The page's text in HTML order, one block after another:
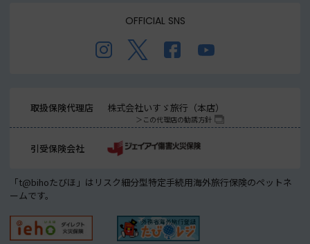
OFFICIAL SNS
取扱保険代理店 株式会社いすゞ旅行（本店）
この代理店の勧誘方針
引受保険会社
「t@bihoたびほ」はリスク細分型特定手続用海外旅行保険のペットネ
ームです。